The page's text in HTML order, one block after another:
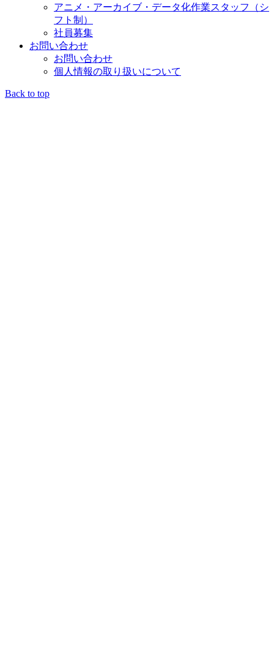
アニメ・アーカイブ・データ化作業スタッフ（シ
フト制）
社員募集
お問い合わせ
お問い合わせ
個人情報の取り扱いについて
Back to top